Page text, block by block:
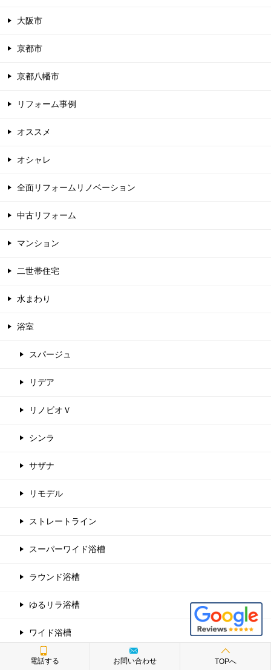
大阪市
京都市
京都八幡市
リフォーム事例
オススメ
オシャレ
全面リフォームリノベーション
中古リフォーム
マンション
二世帯住宅
水まわり
浴室
スパージュ
リデア
リノビオＶ
シンラ
サザナ
リモデル
ストレートライン
スーパーワイド浴槽
ラウンド浴槽
ゆるリラ浴槽
ワイド浴槽
スクエア浴槽
電話する お問い合わせ TOPへ